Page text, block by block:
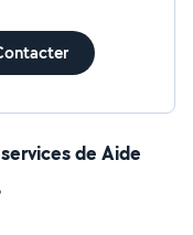
confiance et
agréable
ou pour fixer une
de Aide